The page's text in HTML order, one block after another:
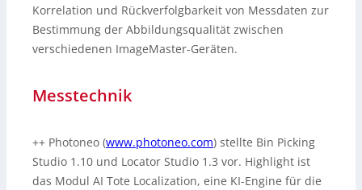
Korrelation und Rückverfolgbarkeit von Messdaten zur
Bestimmung der Abbildungsqualität zwischen
verschiedenen ImageMaster-Geräten.
Messtechnik
++ Photoneo (www.photoneo.com) stellte Bin Picking
Studio 1.10 und Locator Studio 1.3 vor. Highlight ist
das Modul AI Tote Localization, eine KI-Engine für die